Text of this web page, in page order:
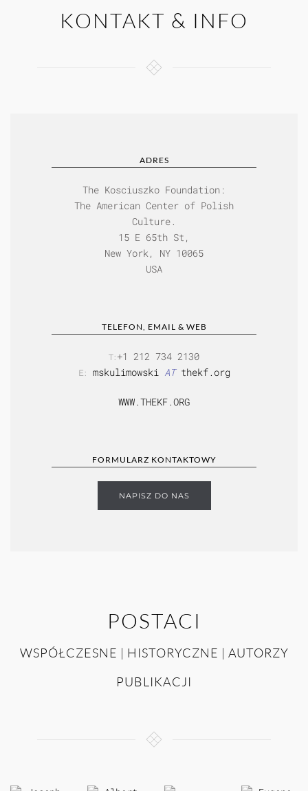
KONTAKT & INFO
ADRES
The Kosciuszko Foundation:
The American Center of Polish
Culture.
15 E 65th St,
New York, NY 10065
USA
TELEFON, EMAIL & WEB
T: +1 212 734 2130
E: mskulimowskiATthekf.org
WWW.THEKF.ORG
FORMULARZ KONTAKTOWY
NAPISZ DO NAS
POSTACI
WSPÓŁCZESNE | HISTORYCZNE | AUTORZY
PUBLIKACJI